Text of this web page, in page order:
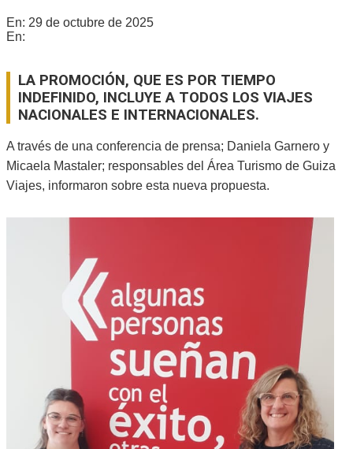
En: 29 de octubre de 2025
En:
LA PROMOCIÓN, QUE ES POR TIEMPO
INDEFINIDO, INCLUYE A TODOS LOS VIAJES
NACIONALES E INTERNACIONALES.
A través de una conferencia de prensa; Daniela Garnero y
Micaela Mastaler; responsables del Área Turismo de Guiza
Viajes, informaron sobre esta nueva propuesta.